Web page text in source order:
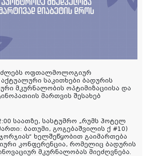
ოფთალმოლოგიურ
საკითხები ბადურის
მკურნალობის ოპტიმიზაციისა და
მართვის შესახებ
საათზე, სასტუმრო „რუმს ჰოტელ
ბათუმი, გოგებაშვილის ქ #10)
ხელშეწყობით გაიმართება
კონფერენცია, რომელიც ბადურის
მკურნალობას მიეძღვნება.